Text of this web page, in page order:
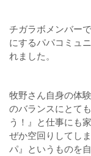
チガラボメンバー
にするパパコミュ
れました。
牧野さん自身の体
のバランスにとて
う！』と仕事にも
ぜか空回りしてし
パ』というものを